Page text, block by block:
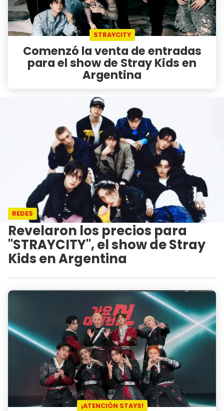
STRAYCITY
Comenzó la venta de entradas
para el show de Stray Kids en
Argentina
REDES
Revelaron los precios para
"STRAYCITY", el show de Stray
Kids en Argentina
¡ATENCIÓN STAYS!